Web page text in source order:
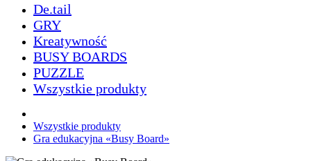
De.tail
GRY
Kreatywność
BUSY BOARDS
PUZZLE
Wszystkie produkty
Wszystkie produkty
Gra edukacyjna «Busy Board»